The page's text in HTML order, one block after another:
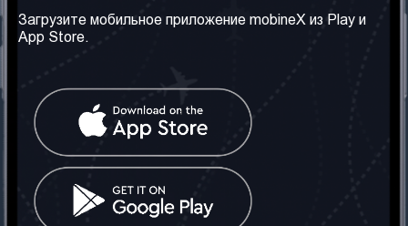
Наши сервисы
Правила и Условия
Часто задаваемые
вопросы
Контакт
Грузия: Тбилиси
Телефон: +442030340050
Социальные сети
Загрузите мобильное приложение mobineX из Play и
App Store.